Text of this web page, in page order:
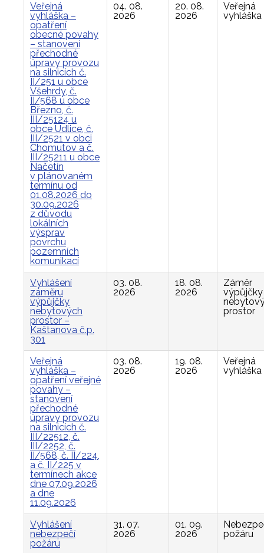
Veřejná
vyhláška –
opatření
obecné povahy
– stanovení
přechodné
úpravy provozu
na silnicích č.
II/251 u obce
Všehrdy, č.
II/568 u obce
Březno, č.
III/25124 u
obce Údlice, č.
III/2521 v obci
Chomutov a č.
III/25211 u obce
Načetín
v plánovaném
termínu od
01.08.2026 do
30.09.2026
z důvodu
lokálních
výsprav
povrchu
pozemních
komunikací
04. 08.
2026
20. 08.
2026
Veřejná
vyhláška
Vyhlášení
záměru
výpůjčky
nebytových
prostor –
Kaštanova č.p.
301
03. 08.
2026
18. 08.
2026
Záměr
výpůjčky
prostor
Veřejná
vyhláška –
opatření veřejné
povahy –
stanovení
přechodné
úpravy provozu
na silnicích č.
III/22512, č.
III/2252, č.
II/568, č. II/224,
a č. II/225 v
termínech akce
dne 07.09.2026
a dne
11.09.2026
03. 08.
2026
19. 08.
2026
Veřejná
vyhláška
Vyhlášení
nebezpečí
požáru
31. 07.
2026
01. 09.
2026
požáru